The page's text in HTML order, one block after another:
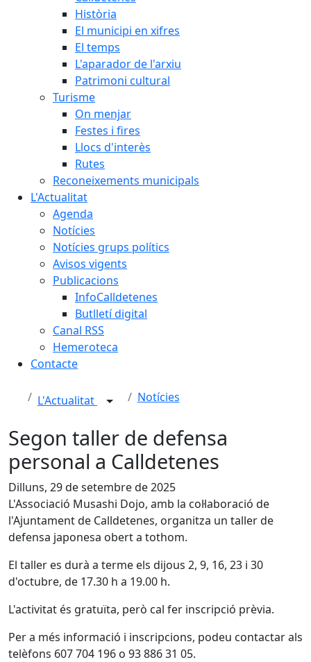
Història
El municipi en xifres
El temps
L'aparador de l'arxiu
Patrimoni cultural
Turisme
On menjar
Festes i fires
Llocs d'interès
Rutes
Reconeixements municipals
L'Actualitat
Agenda
Notícies
Notícies grups polítics
Avisos vigents
Publicacions
InfoCalldetenes
Butlletí digital
Canal RSS
Hemeroteca
Contacte
L'Actualitat Notícies
Segon taller de defensa
personal a Calldetenes
Dilluns, 29 de setembre de 2025
L'Associació Musashi Dojo, amb la col·laboració de
l'Ajuntament de Calldetenes, organitza un taller de
defensa japonesa obert a tothom.
El taller es durà a terme els dijous 2, 9, 16, 23 i 30
d'octubre, de 17.30 h a 19.00 h.
L'activitat és gratuïta, però cal fer inscripció prèvia.
Per a més informació i inscripcions, podeu contactar als
telèfons 607 704 196 o 93 886 31 05.